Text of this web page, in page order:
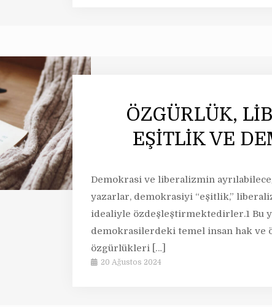
ÖZGÜRLÜK,
EŞİTLİK VE
Demokrasi ve liberalizmin
yazarlar, demokrasiyi “eşitlik,”
idealiyle özdeşleştirmektedirler.1 Bu
demokrasilerdeki temel insan hak ve
özgürlükleri […]
20 Ağustos 2024